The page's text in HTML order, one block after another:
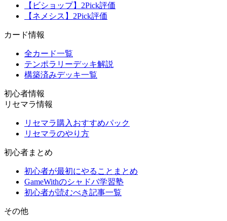
【ビショップ】2Pick評価
【ネメシス】2Pick評価
カード情報
全カード一覧
テンポラリーデッキ解説
構築済みデッキ一覧
初心者情報
リセマラ情報
リセマラ購入おすすめパック
リセマラのやり方
初心者まとめ
初心者が最初にやることまとめ
GameWithのシャドバ学習塾
初心者が読むべき記事一覧
その他